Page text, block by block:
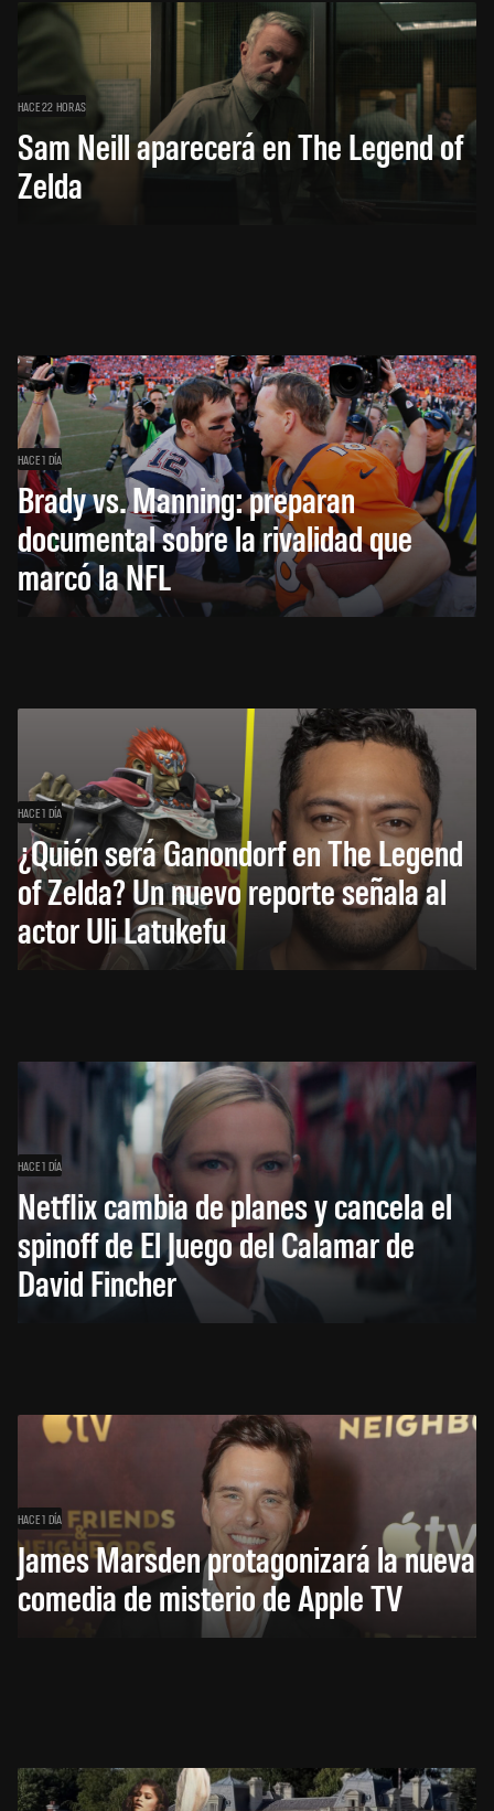
HACE 22 HORAS
Sam Neill aparecerá en The Legend of
Zelda
HACE 1 DÍA
Brady vs. Manning: preparan
documental sobre la rivalidad que
marcó la NFL
HACE 1 DÍA
¿Quién será Ganondorf en The Legend
of Zelda? Un nuevo reporte señala al
actor Uli Latukefu
HACE 1 DÍA
Netflix cambia de planes y cancela el
spinoff de El Juego del Calamar de
David Fincher
HACE 1 DÍA
James Marsden protagonizará la nueva
comedia de misterio de Apple TV